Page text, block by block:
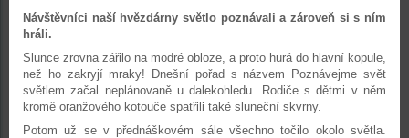
Návštěvníci naší hvězdárny světlo poznávali a zároveň si s ním
hráli.
Slunce zrovna zářilo na modré obloze, a proto hurá do hlavní kopule,
než ho zakryjí mraky! Dnešní pořad s názvem Poznávejme svět
světlem začal neplánovaně u dalekohledu. Rodiče s dětmi v něm
kromě oranžového kotouče spatřili také sluneční skvrny.
Potom už se v přednáškovém sále všechno točilo okolo světla.